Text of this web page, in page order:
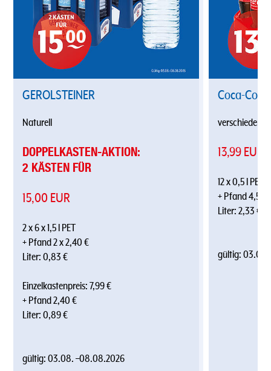
GEROLSTEINER
Naturell
DOPPELKASTEN-AKTION:
2 KÄSTEN FÜR
15,00 EUR
2 x 6 x 1,5 l PET
+ Pfand 2 x 2,40 €
Liter: 0,83 €
Einzelkastenpreis: 7,99 €
+ Pfand 2,40 €
Liter: 0,89 €
gültig: 03.08. –08.08.2026
Coca-Cola
verschiedene
13,99 EUR
12 x 0,5 l PET
+ Pfand 4,50
Liter: 2,33 €
gültig:03.08.